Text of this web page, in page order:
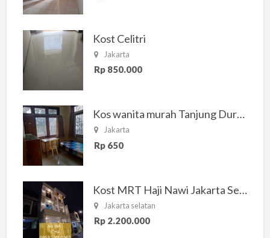
Kost Celitri
Jakarta
Rp 850.000
Kos wanita murah Tanjung Duren Jakarta Barat
Jakarta
Rp 650
Kost MRT Haji Nawi Jakarta Selatan
Jakarta selatan
Rp 2.200.000